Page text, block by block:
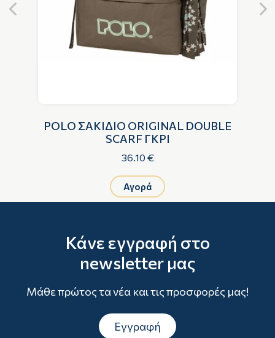
POLO ΣΑΚΙΔΙΟ ORIGINAL DOUBLE
SCARF ΓΚΡΙ
36.10 €
Αγορά
Κάνε εγγραφή στο
newsletter μας
Μάθε πρώτος τα νέα και τις προσφορές μας!
Εγγραφή